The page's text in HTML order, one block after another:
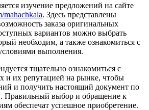
изучение предложений на сайте
mahachkala. Здесь представлены
заказа оригинальных
вариантов можно выбрать
необходим, а также ознакомиться с
выполнения.
тщательно ознакомиться с
и их репутацией на рынке, чтобы
и получить настоящий документ по
Правильный выбор и обращение к
обеспечат успешное приобретение.